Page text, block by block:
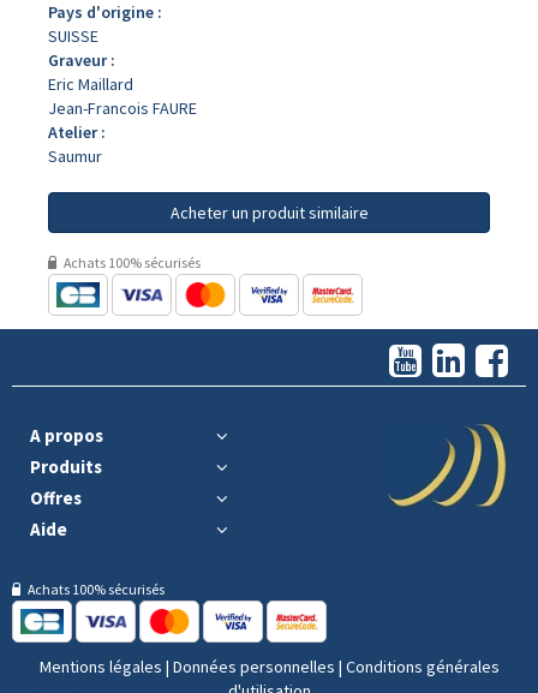
Pays d'origine :
SUISSE
Graveur :
Eric Maillard
Jean-Francois FAURE
Atelier :
Saumur
Acheter un produit similaire
Achats 100% sécurisés
A propos
Produits
Offres
Aide
Achats 100% sécurisés
Mentions légales | Données personnelles | Conditions générales